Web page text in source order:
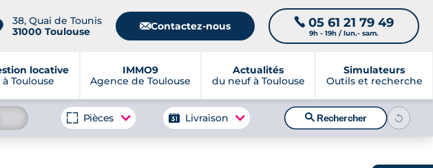
38, Quai de Tounis
31000 Toulouse
📧Contactez-nous 📞 05 61 21 79 49
9h - 19h / lun.- sam.
locative
à Toulouse
IMMO9
Agence de Toulouse
Actualités
du neuf à Toulouse
Simulateurs
Outils et recherche
Pièces Livraison 🔍Rechercher